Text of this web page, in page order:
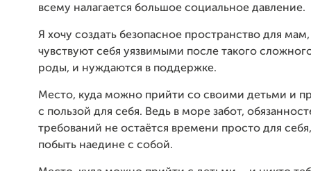
всему налагается большое социальное давление.
Я хочу создать безопасное пространство для
чувствуют себя уязвимыми после такого
роды, и нуждаются в поддержке.
Место, куда можно прийти со своими детьми и
с пользой для себя. Ведь в море забот,
требований не остаётся времени просто для
побыть наедине с собой.